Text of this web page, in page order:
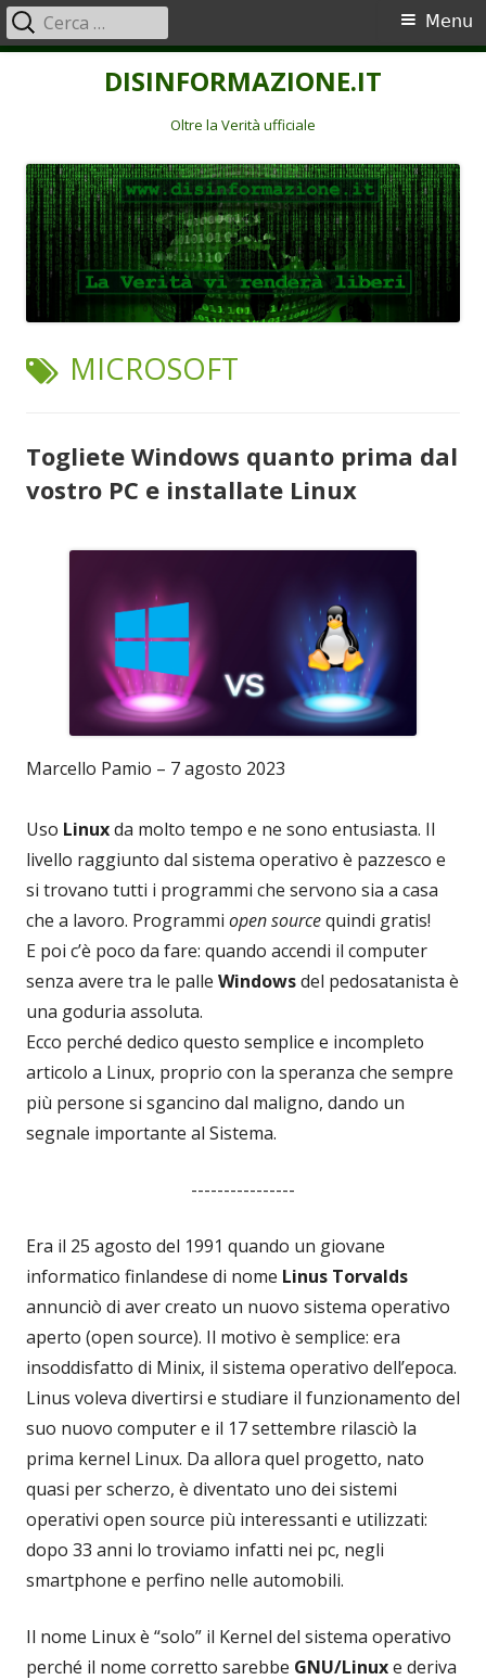
DISINFORMAZIONE.IT
Oltre la Verità ufficiale
Menu
principale
Menu
Ricerca
per:
TAG:
MICROSOFT
Togliete Windows quanto prima dal
vostro PC e installate Linux
Marcello Pamio – 7 agosto 2023
Uso Linuxda molto tempo e ne sono entusiasta. Il
livello raggiunto dal sistema operativo è pazzesco e
si trovano tutti i programmi che servono sia a casa
che a lavoro. Programmi open sourcequindi gratis!
E poi c’è poco da fare: quando accendi il computer
senza avere tra le palle Windowsdel pedosatanista è
una goduria assoluta.
Ecco perché dedico questo semplice e incompleto
articolo a Linux, proprio con la speranza che sempre
più persone si sgancino dal maligno, dando un
segnale importante al Sistema.
----------------
Era il 25 agosto del 1991 quando un giovane
informatico finlandese di nome Linus Torvalds
annunciò di aver creato un nuovo sistema operativo
aperto (open source). Il motivo è semplice: era
insoddisfatto di Minix, il sistema operativo dell’epoca.
Linus voleva divertirsi e studiare il funzionamento del
suo nuovo computer e il 17 settembre rilasciò la
prima kernel Linux. Da allora quel progetto, nato
quasi per scherzo, è diventato uno dei sistemi
operativi open source più interessanti e utilizzati:
dopo 33 anni lo troviamo infatti nei pc, negli
smartphone e perfino nelle automobili.
Il nome Linux è “solo” il Kernel del sistema operativo
perché il nome corretto sarebbe GNU/Linuxe deriva